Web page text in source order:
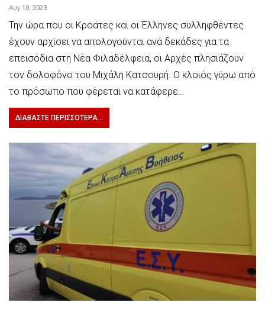
Αυγ 10, 2023
Την ώρα που οι Κροάτες και οι Έλληνες συλληφθέντες
έχουν αρχίσει να απολογούνται ανά δεκάδες για τα
επεισόδια στη Νέα Φιλαδέλφεια, οι Αρχές πλησιάζουν
τον δολοφόνο του Μιχάλη Κατσουρή. Ο κλοιός γύρω από
το πρόσωπο που φέρεται να κατάφερε…
ΔΙΑΒΆΣΤΕ ΠΕΡΙΣΣΌΤΕΡΑ...